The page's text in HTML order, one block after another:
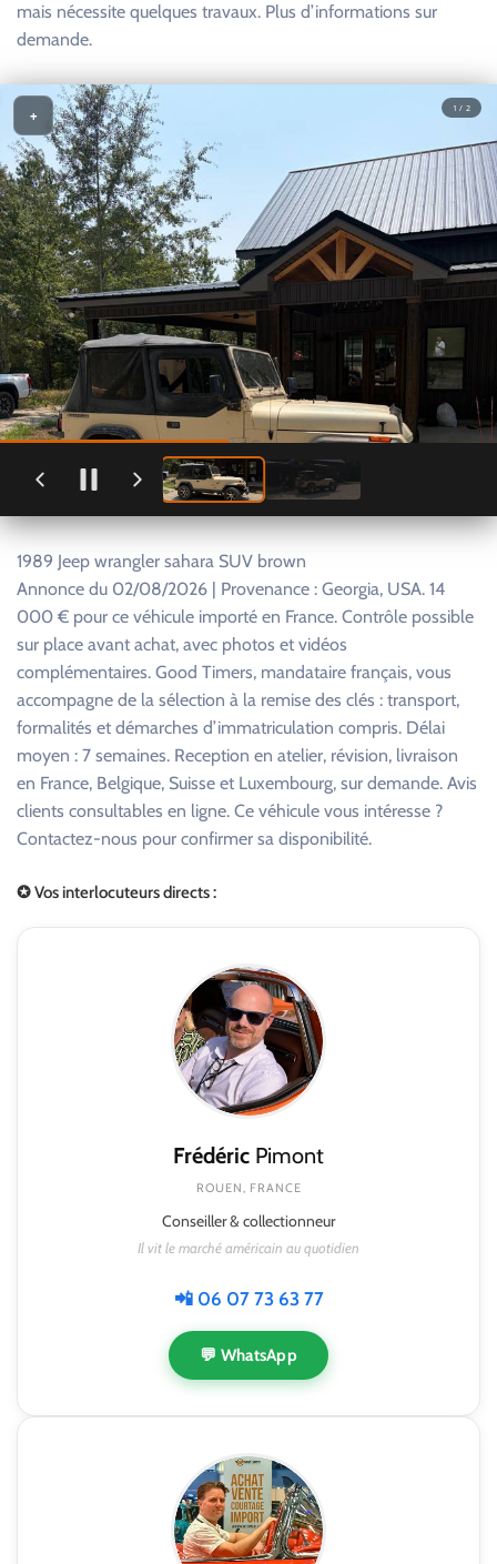
mais nécessite quelques travaux. Plus d’informations sur
demande.
1 / 2
+
1989 Jeep wrangler sahara SUV brown
Annonce du 02/08/2026 | Provenance : Georgia, USA. 14
000 € pour ce véhicule importé en France. Contrôle possible
sur place avant achat, avec photos et vidéos
complémentaires. Good Timers, mandataire français, vous
accompagne de la sélection à la remise des clés : transport,
formalités et démarches d’immatriculation compris. Délai
moyen : 7 semaines. Reception en atelier, révision, livraison
en France, Belgique, Suisse et Luxembourg, sur demande. Avis
clients consultables en ligne. Ce véhicule vous intéresse ?
Contactez-nous pour confirmer sa disponibilité.
✪ Vos interlocuteurs directs :
Frédéric Pimont
ROUEN, FRANCE
Conseiller & collectionneur
Il vit le marché américain au quotidien
📲 06 07 73 63 77
💬 WhatsApp